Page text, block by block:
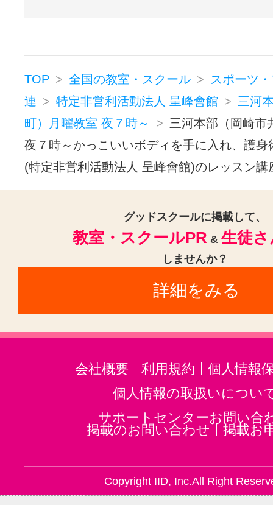
TOP 全国の教室・スクール
スポーツ
連
特定非営利活動法人 呈峰會館
三河
町）月曜教室 夜７時～
三河本部（岡崎市
夜７時～かっこいいボディを手に入れ、護身
(特定非営利活動法人 呈峰會館)のレッスン講
グッドスクールに掲載して、
教室・スクールPR & 生徒
しませんか？
詳細をみる
会社概要 利用規約
個人情報
個人情報の取扱いについ
サポートセンターお問い合
掲載のお問い合わせ
掲載お
Copyright IID, Inc.All Right